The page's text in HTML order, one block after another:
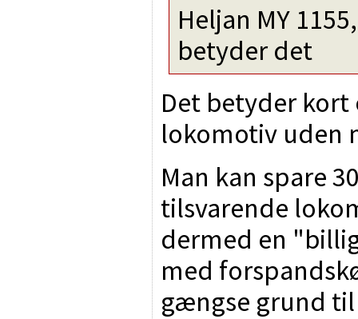
Heljan MY
betyder det
Det betyder
lokomotiv uden
Man kan spare
tilsvarende
dermed en
med
gængse grund